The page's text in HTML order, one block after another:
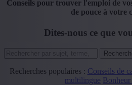
Conseils pour trouver l'emploi de
de pouce à votre
Dites-nous ce que
Recherches populaires : Conseils de
multilingue